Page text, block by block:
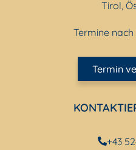
Tirol,
Termine
Termin
+43